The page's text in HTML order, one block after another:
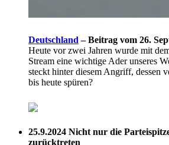
Deutschland – Beitrag vom 26.
Heute vor zwei Jahren wurde mit
Stream eine wichtige Ader unseres
steckt hinter diesem Angriff, dessen
bis heute spüren?
25.9.2024 Nicht nur die
zurücktreten